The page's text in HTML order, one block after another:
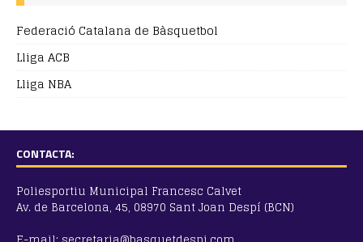
Federació Catalana de Bàsquetbol
Lliga ACB
Lliga NBA
CONTACTA:
Poliesportiu Municipal Francesc Calvet
Av. de Barcelona, 45, 08970 Sant Joan Despí (BCN)